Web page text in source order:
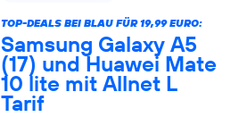
TOP-DEALS BEI BLAU FÜR 19,99 EURO:
Samsung Galaxy A5
(17) und Huawei Mate
10 lite mit Allnet L
Tarif